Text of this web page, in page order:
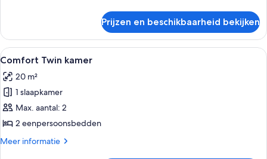
Twin
kamer
(Sofabed)
Prijzen en beschikbaarheid bekijken
Alle
foto's
voor
Comfort
Twin
kamer
laden
Hotelkamer met een groot bed, een
8
Comfort Twin kamer
20 m²
1 slaapkamer
Max. aantal: 2
2 eenpersoonsbedden
Meer informatie
Meer